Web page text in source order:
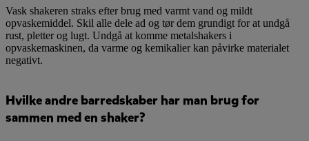
Vask shakeren straks efter brug med varmt vand og mildt
opvaskemiddel. Skil alle dele ad og tør dem grundigt for at undgå
rust, pletter og lugt. Undgå at komme metalshakers i
opvaskemaskinen, da varme og kemikalier kan påvirke materialet
negativt.
Hvilke andre barredskaber har man brug for
sammen med en shaker?